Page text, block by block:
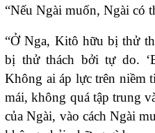
“Nếu Ngài muốn, Ngài có
“Ở Nga, Kitô hữu bị thử
bị thử thách bởi tự do.
Không ai áp lực trên niềm
mái, không quá tập trung
của Ngài, vào cách Ngài